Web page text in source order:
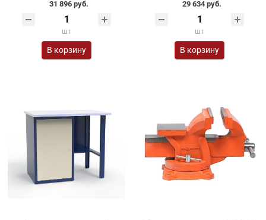
31 896 руб.
шт
В корзину
29 634 руб.
шт
В корзину